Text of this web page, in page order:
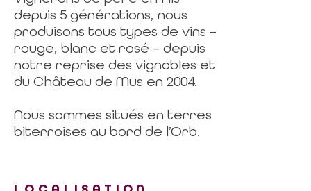
depuis 5 générations, nous
produisons tous types de vins –
rouge, blanc et rosé – depuis
notre reprise des vignobles et
du Château de Mus en 2004.
Nous sommes situés en terres
biterroises au bord de l’Orb.